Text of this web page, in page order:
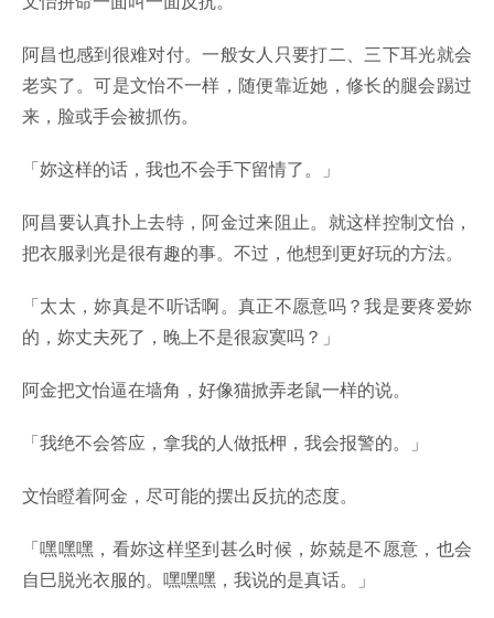
阿昌也感到很难对付。一般女人只要打二、三下耳光就会
老实了。可是文怡不一样，随便靠近她，修长的腿会踢过
来，脸或手会被抓伤。
「妳这样的话，我也不会手下留情了。」
阿昌要认真扑上去特，阿金过来阻止。就这样控制文怡，
把衣服剥光是很有趣的事。不过，他想到更好玩的方法。
「太太，妳真是不听话啊。真正不愿意吗？我是要疼爱妳
的，妳丈夫死了，晚上不是很寂寞吗？」
阿金把文怡逼在墙角，好像猫掀弄老鼠一样的说。
「我绝不会答应，拿我的人做抵柙，我会报警的。」
文怡瞪着阿金，尽可能的摆出反抗的态度。
「嘿嘿嘿，看妳这样坚到甚么时候，妳兢是不愿意，也会
自巳脱光衣服的。嘿嘿嘿，我说的是真话。」